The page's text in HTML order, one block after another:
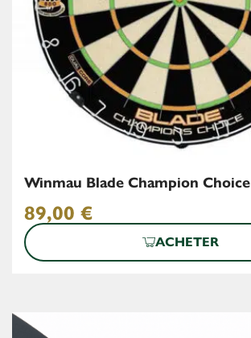
Winmau Blade Champion Choice
89,00 €
ACHETER